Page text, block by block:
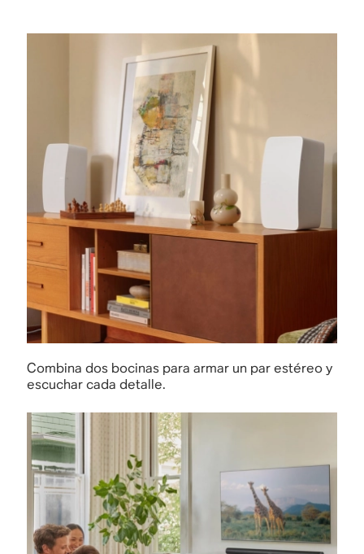
Combina dos bocinas para armar un par estéreo y
escuchar cada detalle.